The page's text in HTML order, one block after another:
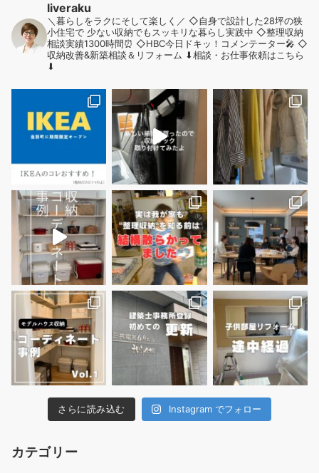
liveraku
＼暮らしをラクにそして楽しく／ ◇自身で設計した28坪の狭
小住宅で 少ない収納でもスッキリな暮らし実践中 ◇整理収納
相談実績1300時間⏰ ◇HBC今日ドキッ！コメンテーター🎤 ◇
収納改善&新築相談＆リフォーム ⬇︎相談・お仕事依頼はこちら
⬇︎
さらに読み込む Instagram でフォロー
カテゴリー